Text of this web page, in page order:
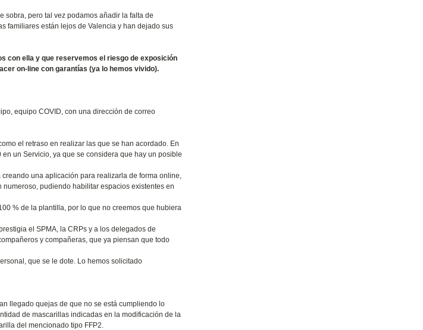
sobra, pero tal vez podamos añadir la falta de
familiares están lejos de Valencia y han dejado sus
con ella y que reservemos el riesgo de exposición
on-line con garantías (ya lo hemos vivido).
equipo COVID, con una dirección de correo
el retraso en realizar las que se han acordado. En
un Servicio, ya que se considera que hay un posible
una aplicación para realizarla de forma online,
pudiendo habilitar espacios existentes en
% de la plantilla, por lo que no creemos que hubiera
el SPMA, la CRPs y a los delegados de
y compañeras, que ya piensan que todo
que se le dote. Lo hemos solicitado
llegado quejas de que no se está cumpliendo lo
de mascarillas indicadas en la modificación de la
del mencionado tipo FFP2.